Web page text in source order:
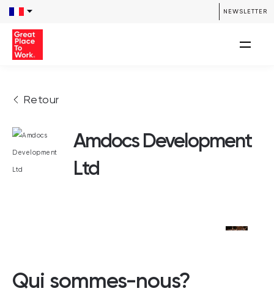
NEWSLETTER
Retour
Amdocs Development
Ltd
Qui sommes-nous?